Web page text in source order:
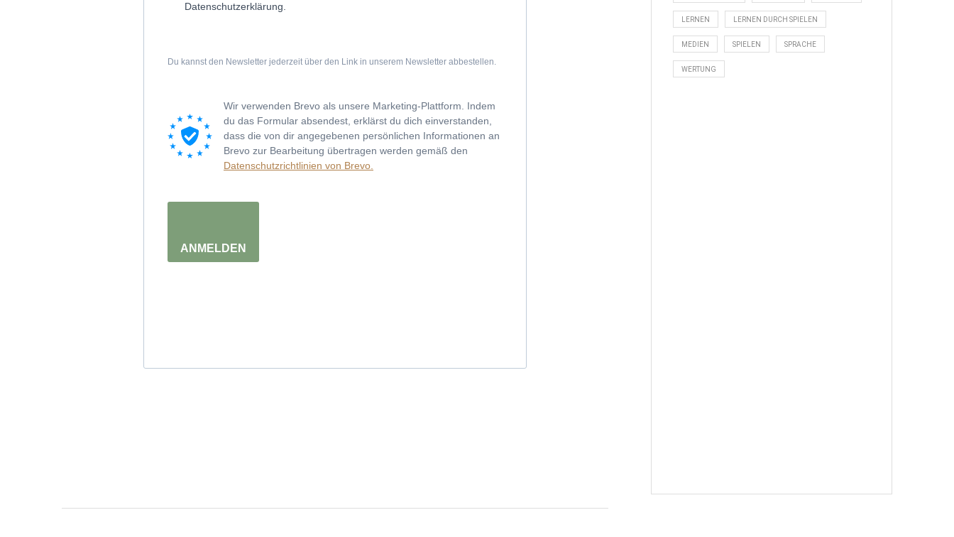
Datenschutzerklärung.
Du kannst den Newsletter jederzeit über den Link in unserem Newsletter abbestellen.
Wir verwenden Brevo als unsere Marketing-Plattform. Indem
du das Formular absendest, erklärst du dich einverstanden,
dass die von dir angegebenen persönlichen Informationen an
Brevo zur Bearbeitung übertragen werden gemäß den
Datenschutzrichtlinien von Brevo.
ANMELDEN
LERNEN LERNEN DURCH SPIELEN
MEDIEN SPIELEN SPRACHE
WERTUNG